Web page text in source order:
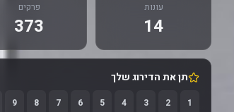
עונות
14
פרקים
373
תן את הדירוג שלך
1
2
3
4
5
6
7
8
9